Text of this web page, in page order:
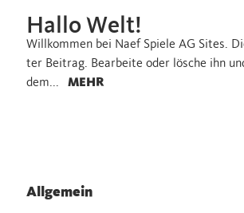
Hallo Welt!
Will­kom­men bei Naef Spie­le AG Sites.
ter Bei­trag. Be­ar­bei­te oder lö­sche ihn
dem...
MEHR
Allgemein